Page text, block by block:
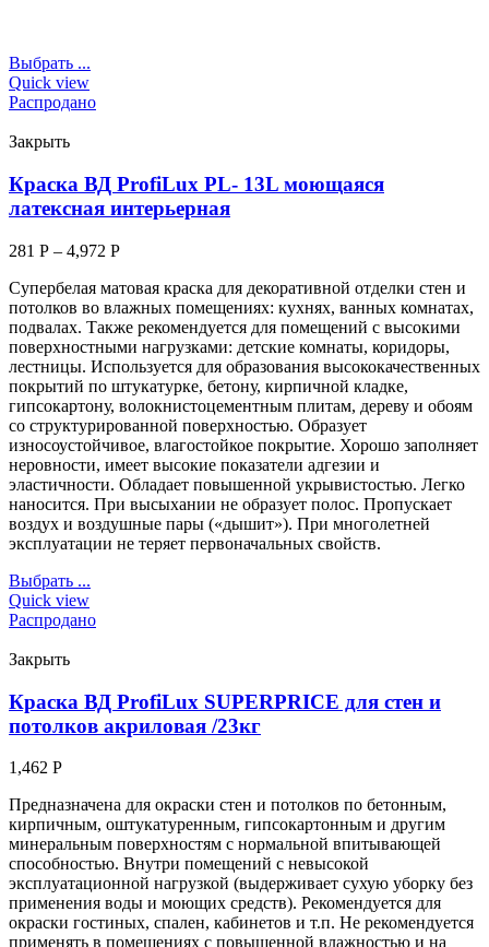
Выбрать ...
Quick view
Распродано
Закрыть
Краска ВД ProfiLux PL- 13L моющаяся
латексная интерьерная
281 Р – 4,972 Р
Супербелая матовая краска для декоративной отделки стен и
потолков во влажных помещениях: кухнях, ванных комнатах,
подвалах. Также рекомендуется для помещений с высокими
поверхностными нагрузками: детские комнаты, коридоры,
лестницы. Используется для образования высококачественных
покрытий по штукатурке, бетону, кирпичной кладке,
гипсокартону, волокнистоцементным плитам, дереву и обоям
со структурированной поверхностью. Образует
износоустойчивое, влагостойкое покрытие. Хорошо заполняет
неровности, имеет высокие показатели адгезии и
эластичности. Обладает повышенной укрывистостью. Легко
наносится. При высыхании не образует полос. Пропускает
воздух и воздушные пары («дышит»). При многолетней
эксплуатации не теряет первоначальных свойств.
Выбрать ...
Quick view
Распродано
Закрыть
Краска ВД ProfiLux SUPERPRICE для стен и
потолков акриловая /23кг
1,462 Р
Предназначена для окраски стен и потолков по бетонным,
кирпичным, оштукатуренным, гипсокартонным и другим
минеральным поверхностям с нормальной впитывающей
способностью. Внутри помещений с невысокой
эксплуатационной нагрузкой (выдерживает сухую уборку без
применения воды и моющих средств). Рекомендуется для
окраски гостиных, спален, кабинетов и т.п. Не рекомендуется
применять в помещениях с повышенной влажностью и на